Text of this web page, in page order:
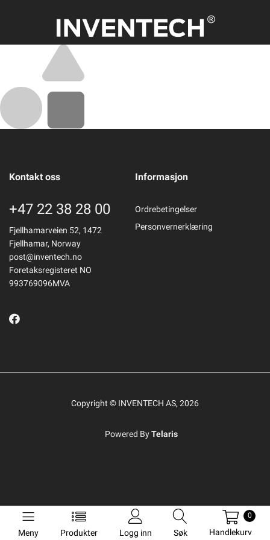
Meny Produkter Logg inn Søk
0
Handlekurv
Kontakt oss
+47 22 38 28 00
Fjellhamarveien 52, 1472
Fjellhamar, Norway
post@inventech.no
Foretaksregisteret NO
993769096MVA
Informasjon
Ordrebetingelser
Personvernerklæring
Copyright © INVENTECH AS, 2026
Powered ByTelaris